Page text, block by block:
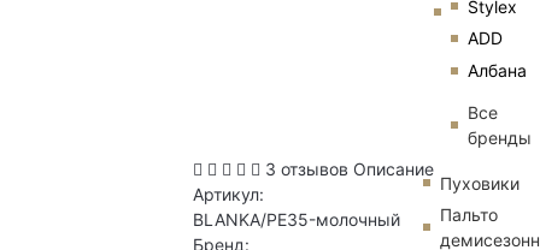
Stylex
ADD
Албана
Все
бренды
Пуховики
Пальто
3 отзывов Описание
Артикул:
BLANKA/PE35-молочный
Бренд: